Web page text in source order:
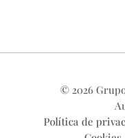
© 2026
Política de